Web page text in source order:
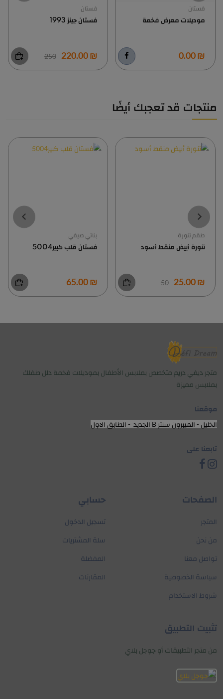
فستان
موديلات معرض فخمة
₪ 0.00
فستان
فستان جينز 1993
₪ 220.00
250
منتجات قد تعجبك أيضًا
طقم تنورة
تنورة أبيض منقط أسود
₪ 25.00
50
بناتي صيفي
فستان قلب كبير5004
₪ 65.00
متجر ديفي دريم متخصص بملابس الأطفال بموديلات فخمة دلل طفلك
بملابس مميزة
موقعنا
الخليل - الهيبرون سنتر B الجديد - الطابق الاول
تابعنا على
الصفحات
المتجر
من نحن
تواصل معنا
سياسة الخصوصية
شروط الاستخدام
حسابي
تسجيل الدخول
سلة المشتريات
المفضلة
المقارنات
تثبيت التطبيق
من متجر التطبيقات أو جوجل بلاي